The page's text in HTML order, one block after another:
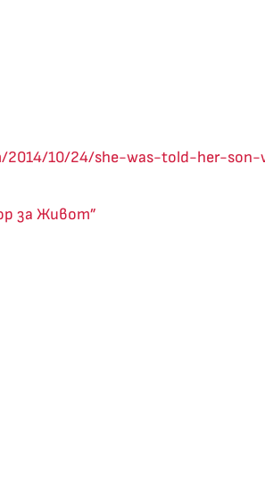
2014/10/24/she-was-told-her-
за Живот”